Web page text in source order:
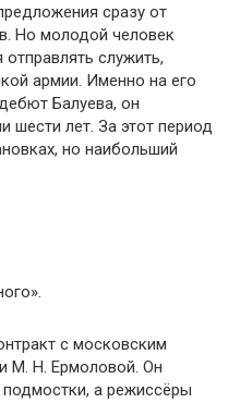
сразу от
Но молодой человек
служить,
армии. Именно на его
Балуева, он
шести лет. За этот период
но наибольший
с московским
М. Н. Ермоловой. Он
а режиссёры